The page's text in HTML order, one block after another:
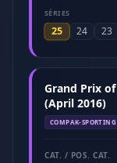
SÉRIES
25 24 23
Grand Prix
(April 2016)
COMPAK-SPORTING
CAT. / POS. CAT.